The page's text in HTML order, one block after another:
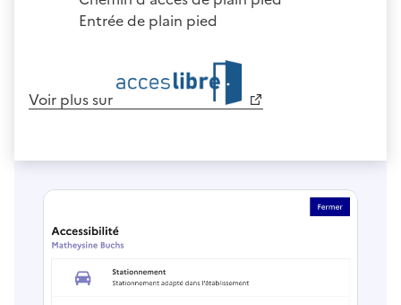
Entrée de plain pied
Voir plus sur